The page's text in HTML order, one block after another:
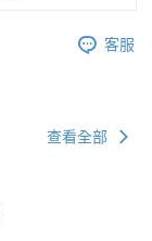
客服
查看全部